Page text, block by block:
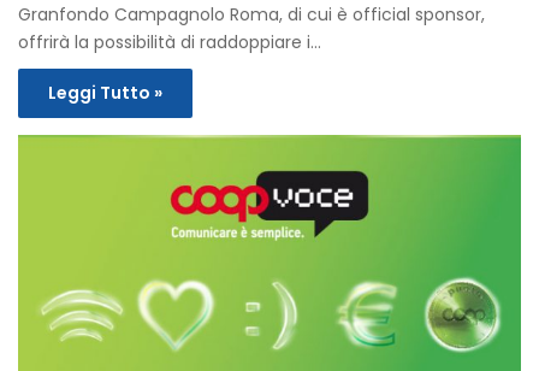
Granfondo Campagnolo Roma, di cui è official sponsor,
offrirà la possibilità di raddoppiare i…
Leggi Tutto »